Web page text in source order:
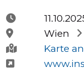
Virtuelle
Läufe
Wien
Karte